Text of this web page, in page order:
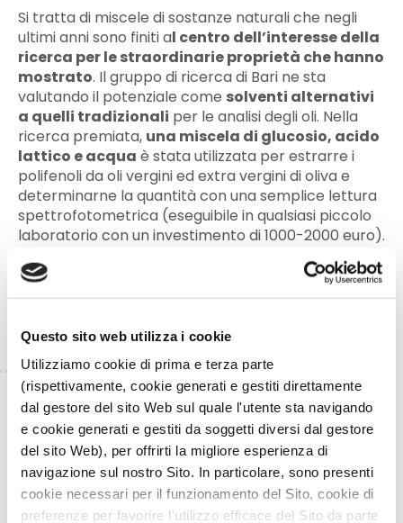
Questo sito web utilizza i cookie
Utilizziamo cookie di prima e terza parte
(rispettivamente, cookie generati e gestiti direttamente
dal gestore del sito Web sul quale l'utente sta navigando
e cookie generati e gestiti da soggetti diversi dal gestore
del sito Web), per offrirti la migliore esperienza di
navigazione sul nostro Sito. In particolare, sono presenti
cookie necessari per il funzionamento del Sito, cookie di
preferenze per favorire l'utilizzo efficace del Sito da parte
Si tratta di miscele di sostanze naturali che negli
ultimi anni sono finiti al centro dell’interesse della
ricerca per le straordinarie proprietà che hanno
mostrato. Il gruppo di ricerca di Bari ne sta
valutando il potenziale come solventi alternativi
a quelli tradizionali per le analisi degli oli. Nella
ricerca premiata, una miscela di glucosio, acido
lattico e acqua è stata utilizzata per estrarre i
polifenoli da oli vergini ed extra vergini di oliva e
determinarne la quantità con una semplice lettura
spettrofotometrica (eseguibile in qualsiasi piccolo
laboratorio con un investimento di 1000-2000 euro).
I risultati, molto incoraggianti, sono stati il punto di
partenza per le ulteriori attività che Ager
consentirà di portare avanti nei prossimi mesi.
TORNA INDIETRO
TI È PIACIUTO IL POST?CONDIVIDI!